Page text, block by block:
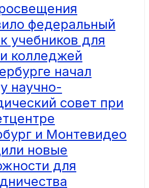
федеральный
учебников для
колледжей
начал
научно-
совет при
и Монтевидео
новые
для